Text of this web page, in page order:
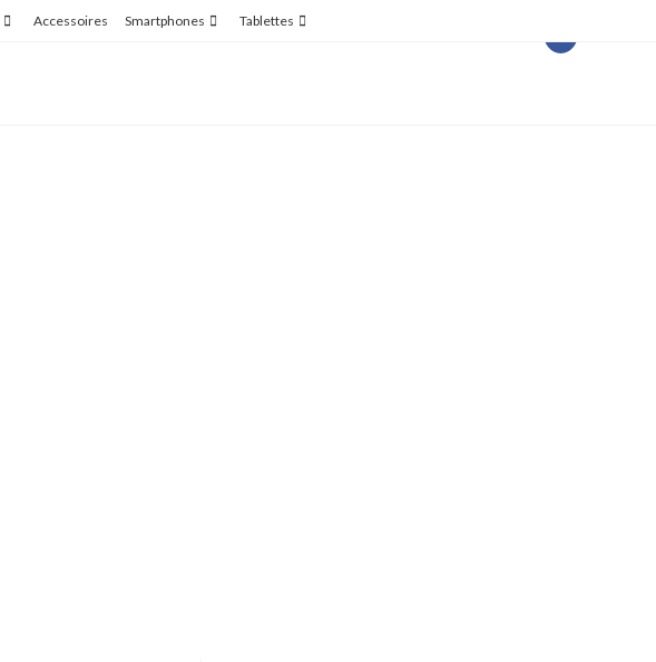
Accessoires Smartphones Tablettes